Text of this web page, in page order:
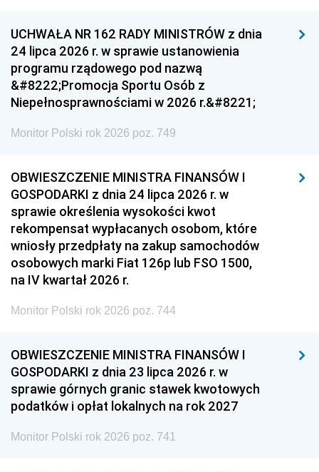
UCHWAŁA NR 162 RADY MINISTRÓW z dnia
24 lipca 2026 r. w sprawie ustanowienia
programu rządowego pod nazwą
&#8222;Promocja Sportu Osób z
Niepełnosprawnościami w 2026 r.&#8221;
Monitor Polski rok 2026 poz. 749
OBWIESZCZENIE MINISTRA FINANSÓW I
GOSPODARKI z dnia 24 lipca 2026 r. w
sprawie określenia wysokości kwot
rekompensat wypłacanych osobom, które
wniosły przedpłaty na zakup samochodów
osobowych marki Fiat 126p lub FSO 1500,
na IV kwartał 2026 r.
Monitor Polski rok 2026 poz. 744
OBWIESZCZENIE MINISTRA FINANSÓW I
GOSPODARKI z dnia 23 lipca 2026 r. w
sprawie górnych granic stawek kwotowych
podatków i opłat lokalnych na rok 2027
Monitor Polski rok 2026 poz. 741